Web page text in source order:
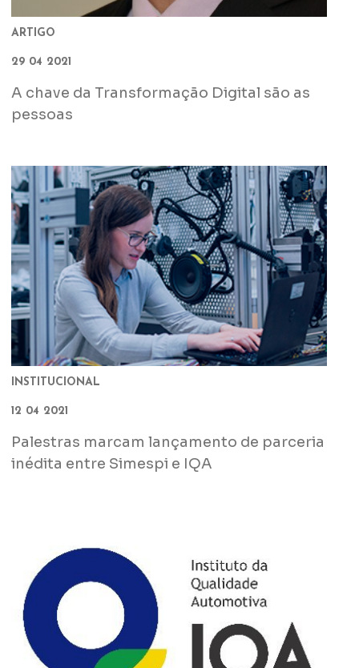
ARTIGO
29 04 2021
A chave da Transformação Digital são as
pessoas
INSTITUCIONAL
12 04 2021
Palestras marcam lançamento de parceria
inédita entre Simespi e IQA